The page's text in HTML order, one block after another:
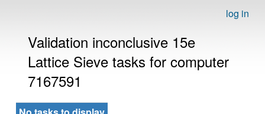
log in
Validation inconclusive 15e
Lattice Sieve tasks for computer
7167591